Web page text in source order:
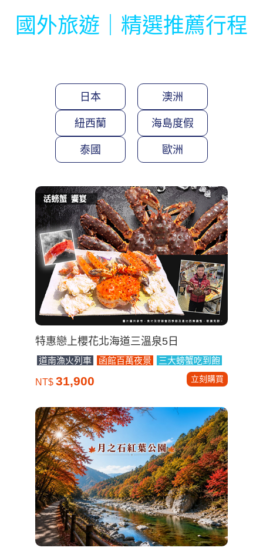
國外旅遊｜精選推薦行程
日本 澳洲
紐西蘭 海島度假
泰國 歐洲
特惠戀上櫻花北海道三溫泉5日
道南漁火列車 函館百萬夜景 三大螃蟹吃到飽
NT$ 31,900 立刻購買